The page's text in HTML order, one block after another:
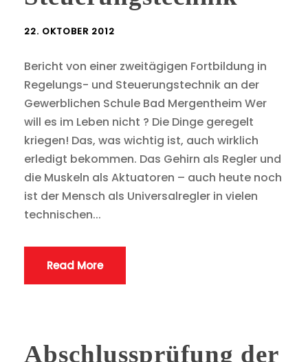
22. OKTOBER 2012
Bericht von einer zweitägigen Fortbildung in
Regelungs- und Steuerungstechnik an der
Gewerblichen Schule Bad Mergentheim Wer
will es im Leben nicht ? Die Dinge geregelt
kriegen! Das, was wichtig ist, auch wirklich
erledigt bekommen. Das Gehirn als Regler und
die Muskeln als Aktuatoren – auch heute noch
ist der Mensch als Universalregler in vielen
technischen...
Read More
Abschlussprüfung der